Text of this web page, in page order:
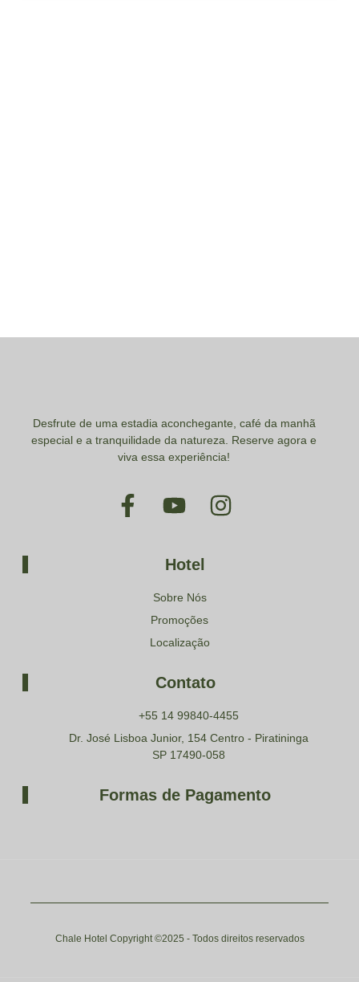
Desfrute de uma estadia aconchegante, café da manhã
especial e a tranquilidade da natureza. Reserve agora e
viva essa experiência!
Hotel
Sobre Nós
Promoções
Localização
Contato
+55 14 99840-4455
Dr. José Lisboa Junior, 154 Centro - Piratininga
SP 17490-058
Formas de Pagamento
Chale Hotel Copyright ©2025 - Todos direitos reservados